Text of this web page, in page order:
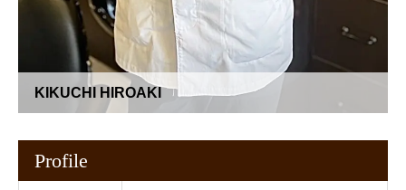
KIKUCHI HIROAKI
Profile